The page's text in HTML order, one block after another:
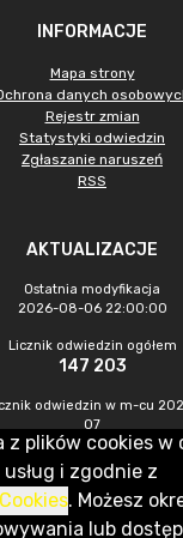
INFORMACJE
Mapa strony
danych
Rejestr zmian
Statystyki odwiedzin
Zgłaszanie naruszeń
RSS
AKTUALIZACJE
Ostatnia modyfikacja
2026-08-06 22:00:00
Licznik odwiedzin ogółem
147 203
odwiedzin w m-cu
07
1 213
plików cookies w
i zgodnie z
. Możesz
lub